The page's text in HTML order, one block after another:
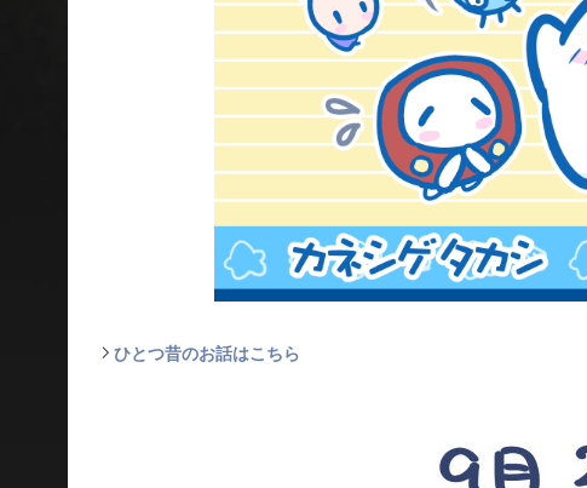
ひとつ昔のお話はこちら